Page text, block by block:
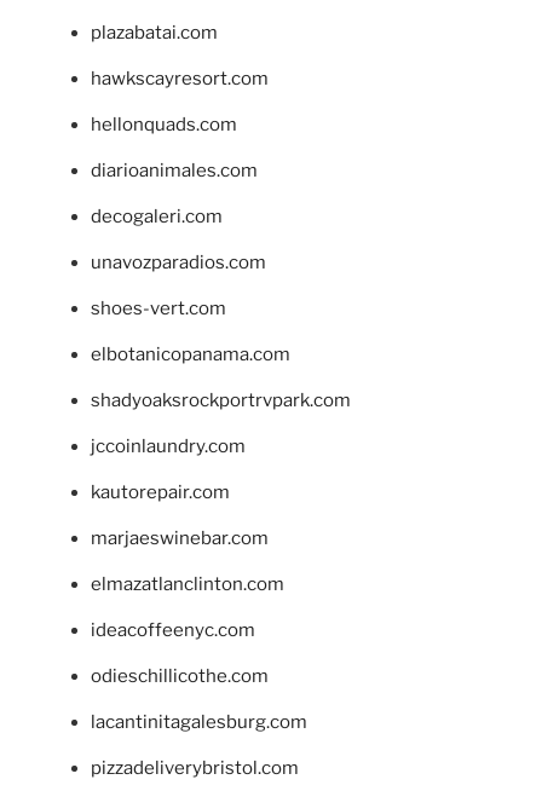
plazabatai.com
hawkscayresort.com
hellonquads.com
diarioanimales.com
decogaleri.com
unavozparadios.com
shoes-vert.com
elbotanicopanama.com
shadyoaksrockportrvpark.com
jccoinlaundry.com
kautorepair.com
marjaeswinebar.com
elmazatlanclinton.com
ideacoffeenyc.com
odieschillicothe.com
lacantinitagalesburg.com
pizzadeliverybristol.com